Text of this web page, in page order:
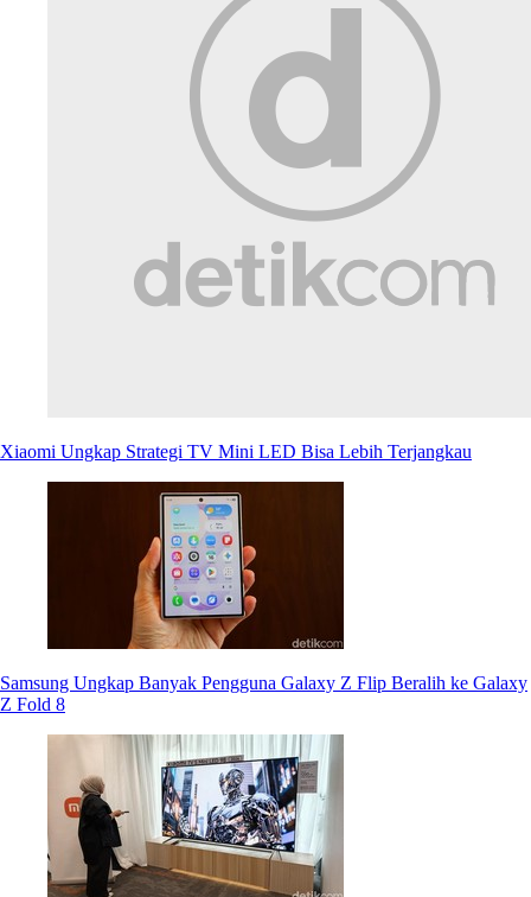
Xiaomi Ungkap Strategi TV Mini LED Bisa Lebih Terjangkau
Samsung Ungkap Banyak Pengguna Galaxy Z Flip Beralih ke Galaxy
Z Fold 8